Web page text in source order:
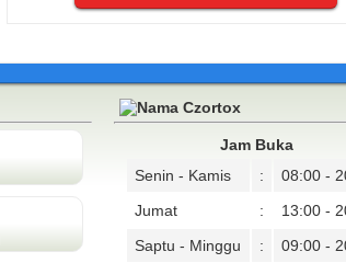
Jam Buka
Senin - Kamis
:
08:00 -
Jumat
:
13:00 -
Saptu - Minggu
: 09:00 -